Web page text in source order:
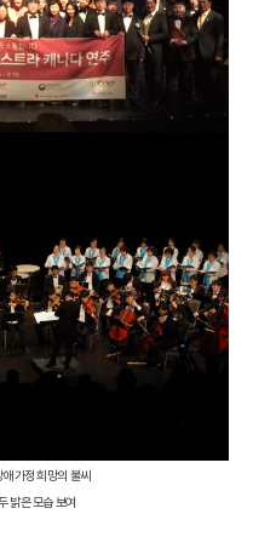
가정 희망의 불씨
밝은 모습 보여